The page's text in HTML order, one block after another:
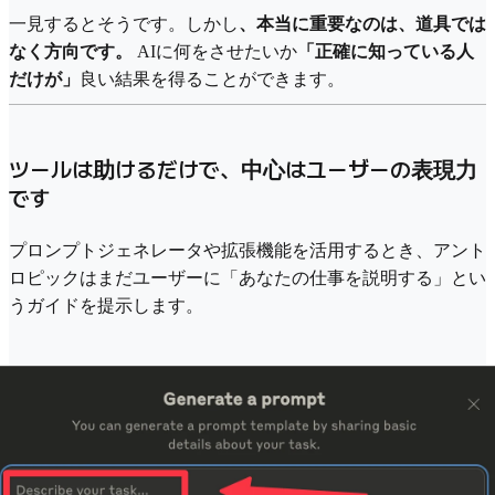
一見するとそうです。しかし、本当に重要なのは、道具では
なく方向です。
AIに何をさせたいか 「正確に知っている人
だけが」 良い結果を得ることができます。
ツールは助けるだけで、中心はユーザーの表現力
です
プロンプトジェネレータや拡張機能を活用するとき、アント
ロピックはまだユーザーに「あなたの仕事を説明する」とい
うガイドを提示します。